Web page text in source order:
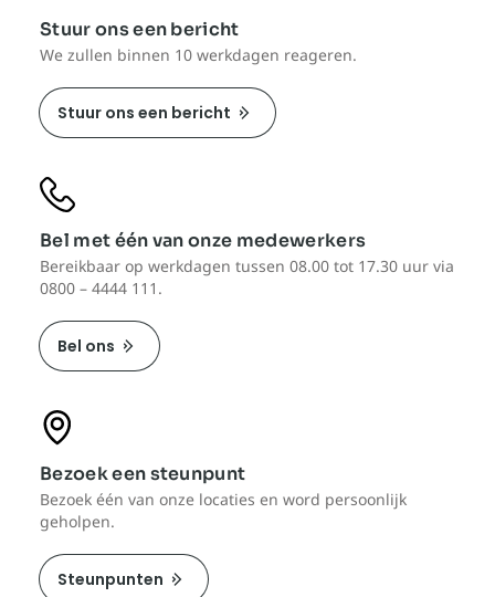
Stuur ons een bericht
We zullen binnen 10 werkdagen reageren.
Stuur ons een bericht
Bel met één van onze medewerkers
Bereikbaar op werkdagen tussen 08.00 tot 17.30 uur via
0800 – 4444 111.
Bel ons
Bezoek een steunpunt
Bezoek één van onze locaties en word persoonlijk
geholpen.
Steunpunten